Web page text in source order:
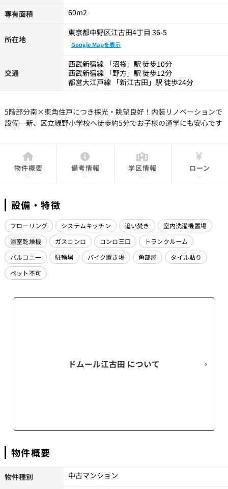
専有面積 60m2
所在地
東京都中野区江古田4丁目 36-5
Google Mapを表示
交通
西武新宿線 「沼袋」駅 徒歩10分
西武新宿線 「野方」駅 徒歩12分
都営大江戸線 「新江古田」駅 徒歩24分
5階部分南×東角住戸につき採光・眺望良好！内装リノベーションで
設備一新、区立緑野小学校へ徒歩約5分でお子様の通学にも安心です
物件概要 備考情報 学区情報 ローン
設備・特徴
フローリング システムキッチン 追い焚き
室内洗濯機置場
浴室乾燥機
ガスコンロ コンロ三口
トランクルーム
バルコニー
駐輪場 バイク置き場 角部屋
タイル貼り
ペット不可
ドムール江古田
物件概要
物件種別 中古マンション